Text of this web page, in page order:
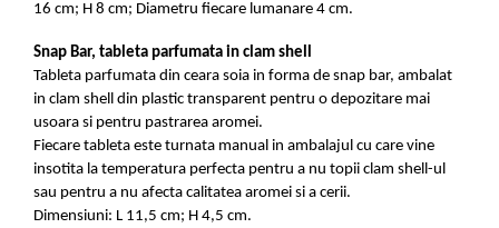
16 cm; H 8 cm; Diametru fiecare lumanare 4 cm.
Snap Bar, tableta parfumata in clam shell
Tableta parfumata din ceara soia in forma de snap bar, ambalat
in clam shell din plastic transparent pentru o depozitare mai
usoara si pentru pastrarea aromei.
Fiecare tableta este turnata manual in ambalajul cu care vine
insotita la temperatura perfecta pentru a nu topii clam shell-ul
sau pentru a nu afecta calitatea aromei si a cerii.
Dimensiuni: L 11,5 cm; H 4,5 cm.